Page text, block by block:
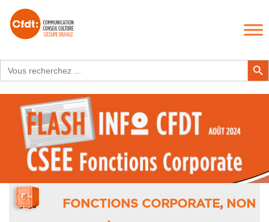
for:
Search
FONCTIONS CORPORATE, NON